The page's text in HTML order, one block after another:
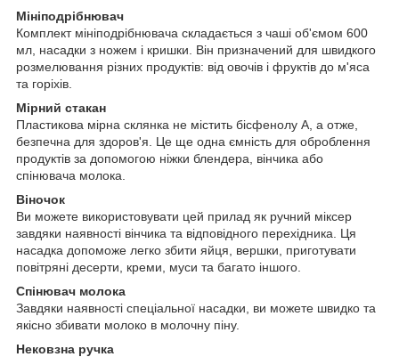
Мініподрібнювач
Комплект мініподрібнювача складається з чаші об'ємом 600
мл, насадки з ножем і кришки. Він призначений для швидкого
розмелювання різних продуктів: від овочів і фруктів до м'яса
та горіхів.
Мірний стакан
Пластикова мірна склянка не містить бісфенолу А, а отже,
безпечна для здоров'я. Це ще одна ємність для оброблення
продуктів за допомогою ніжки блендера, вінчика або
спінювача молока.
Віночок
Ви можете використовувати цей прилад як ручний міксер
завдяки наявності вінчика та відповідного перехідника. Ця
насадка допоможе легко збити яйця, вершки, приготувати
повітряні десерти, креми, муси та багато іншого.
Спінювач молока
Завдяки наявності спеціальної насадки, ви можете швидко та
якісно збивати молоко в молочну піну.
Нековзна ручка